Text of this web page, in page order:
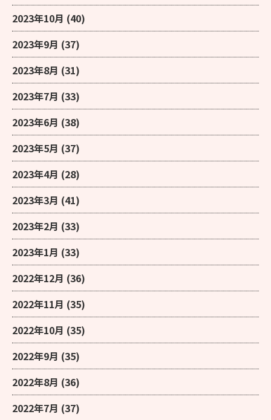
2023年10月 (40)
2023年9月 (37)
2023年8月 (31)
2023年7月 (33)
2023年6月 (38)
2023年5月 (37)
2023年4月 (28)
2023年3月 (41)
2023年2月 (33)
2023年1月 (33)
2022年12月 (36)
2022年11月 (35)
2022年10月 (35)
2022年9月 (35)
2022年8月 (36)
2022年7月 (37)